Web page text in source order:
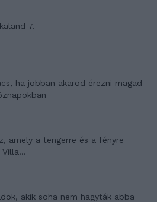
7.
ha jobban akarod érezni magad
amely a tengerre és a fényre
akik soha nem hagyták abba